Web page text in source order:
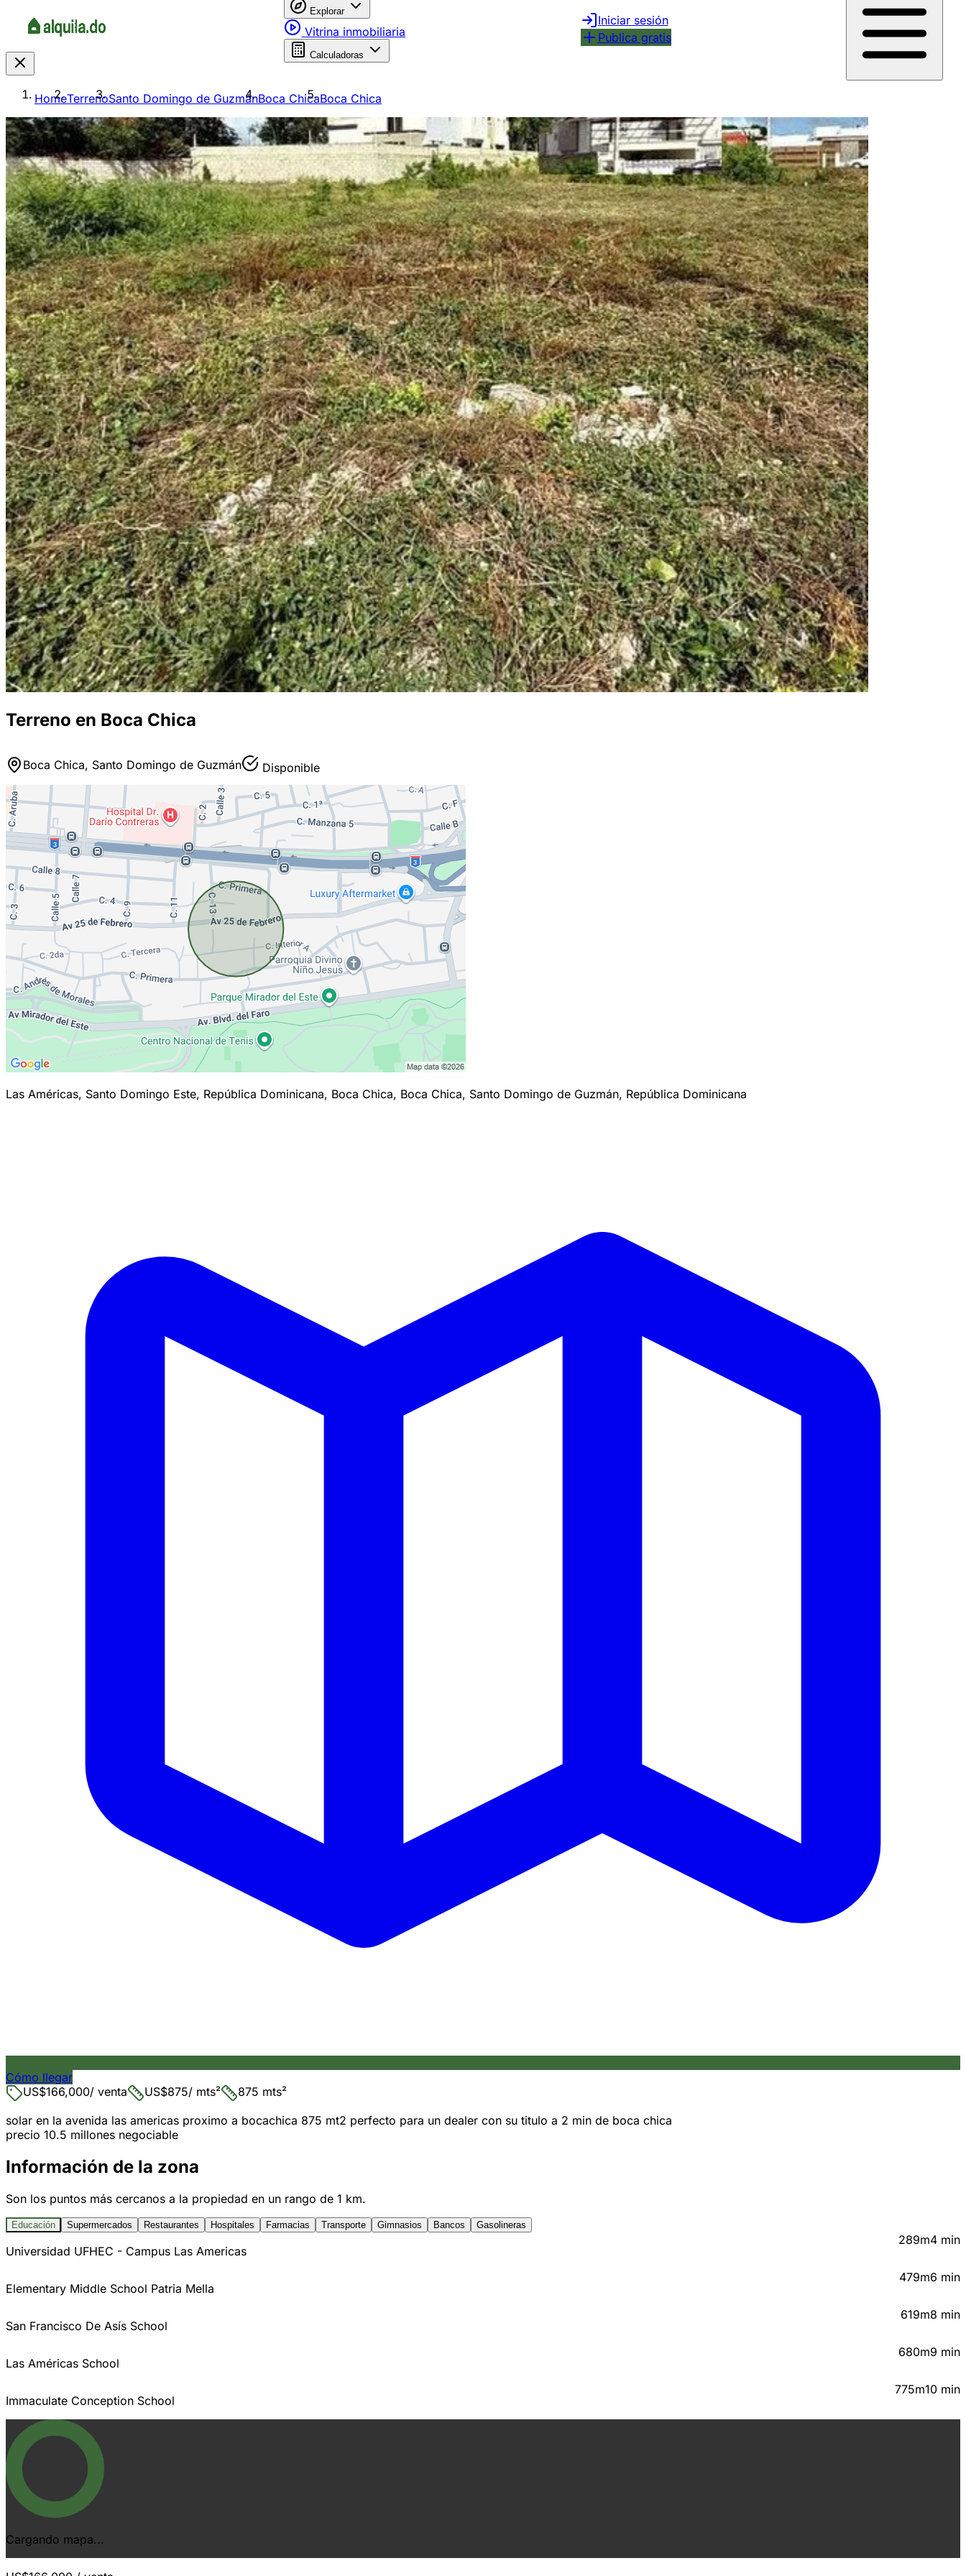
Explorar
Vitrina inmobiliaria
Calculadoras
Iniciar sesión
Publica gratis
HomeTerrenoSanto Domingo de GuzmánBoca ChicaBoca Chica
Terreno en Boca Chica
Boca Chica, Santo Domingo de Guzmán Disponible
Las Américas, Santo Domingo Este, República Dominicana, Boca Chica, Boca Chica, Santo Domingo de Guzmán, República Dominicana
Cómo llegar
US$166,000/ venta US$875/ mts²
875 mts²
solar en la avenida las americas proximo a bocachica 875 mt2 perfecto para un dealer con su titulo a 2 min de boca chica
precio 10.5 millones negociable
Información de la zona
Son los puntos más cercanos a la propiedad en un rango de 1 km.
Educación Supermercados Restaurantes Hospitales Farmacias Transporte Gimnasios Bancos Gasolineras
Universidad UFHEC - Campus Las Americas
289m4 min
Elementary Middle School Patria Mella
479m6 min
San Francisco De Asís School
619m8 min
Las Américas School
680m9 min
Immaculate Conception School
775m10 min
Cargando mapa...